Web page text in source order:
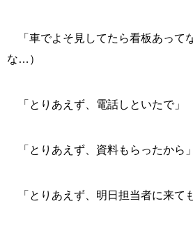
「車でよそ見してたら看板あって
な…）
「とりあえず、電話しといたで」
「とりあえず、資料もらったから」
「とりあえず、明日担当者に来て